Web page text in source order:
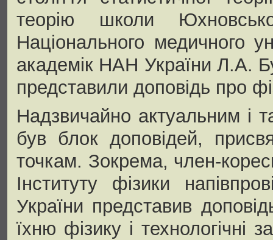
теорію школи
Національного медичного
академік НАН України Л.А.
представили доповідь про
Надзвичайно актуальним і
був блок доповідей,
точкам. Зокрема, член-
Інституту фізики
України представив
їхню фізику і